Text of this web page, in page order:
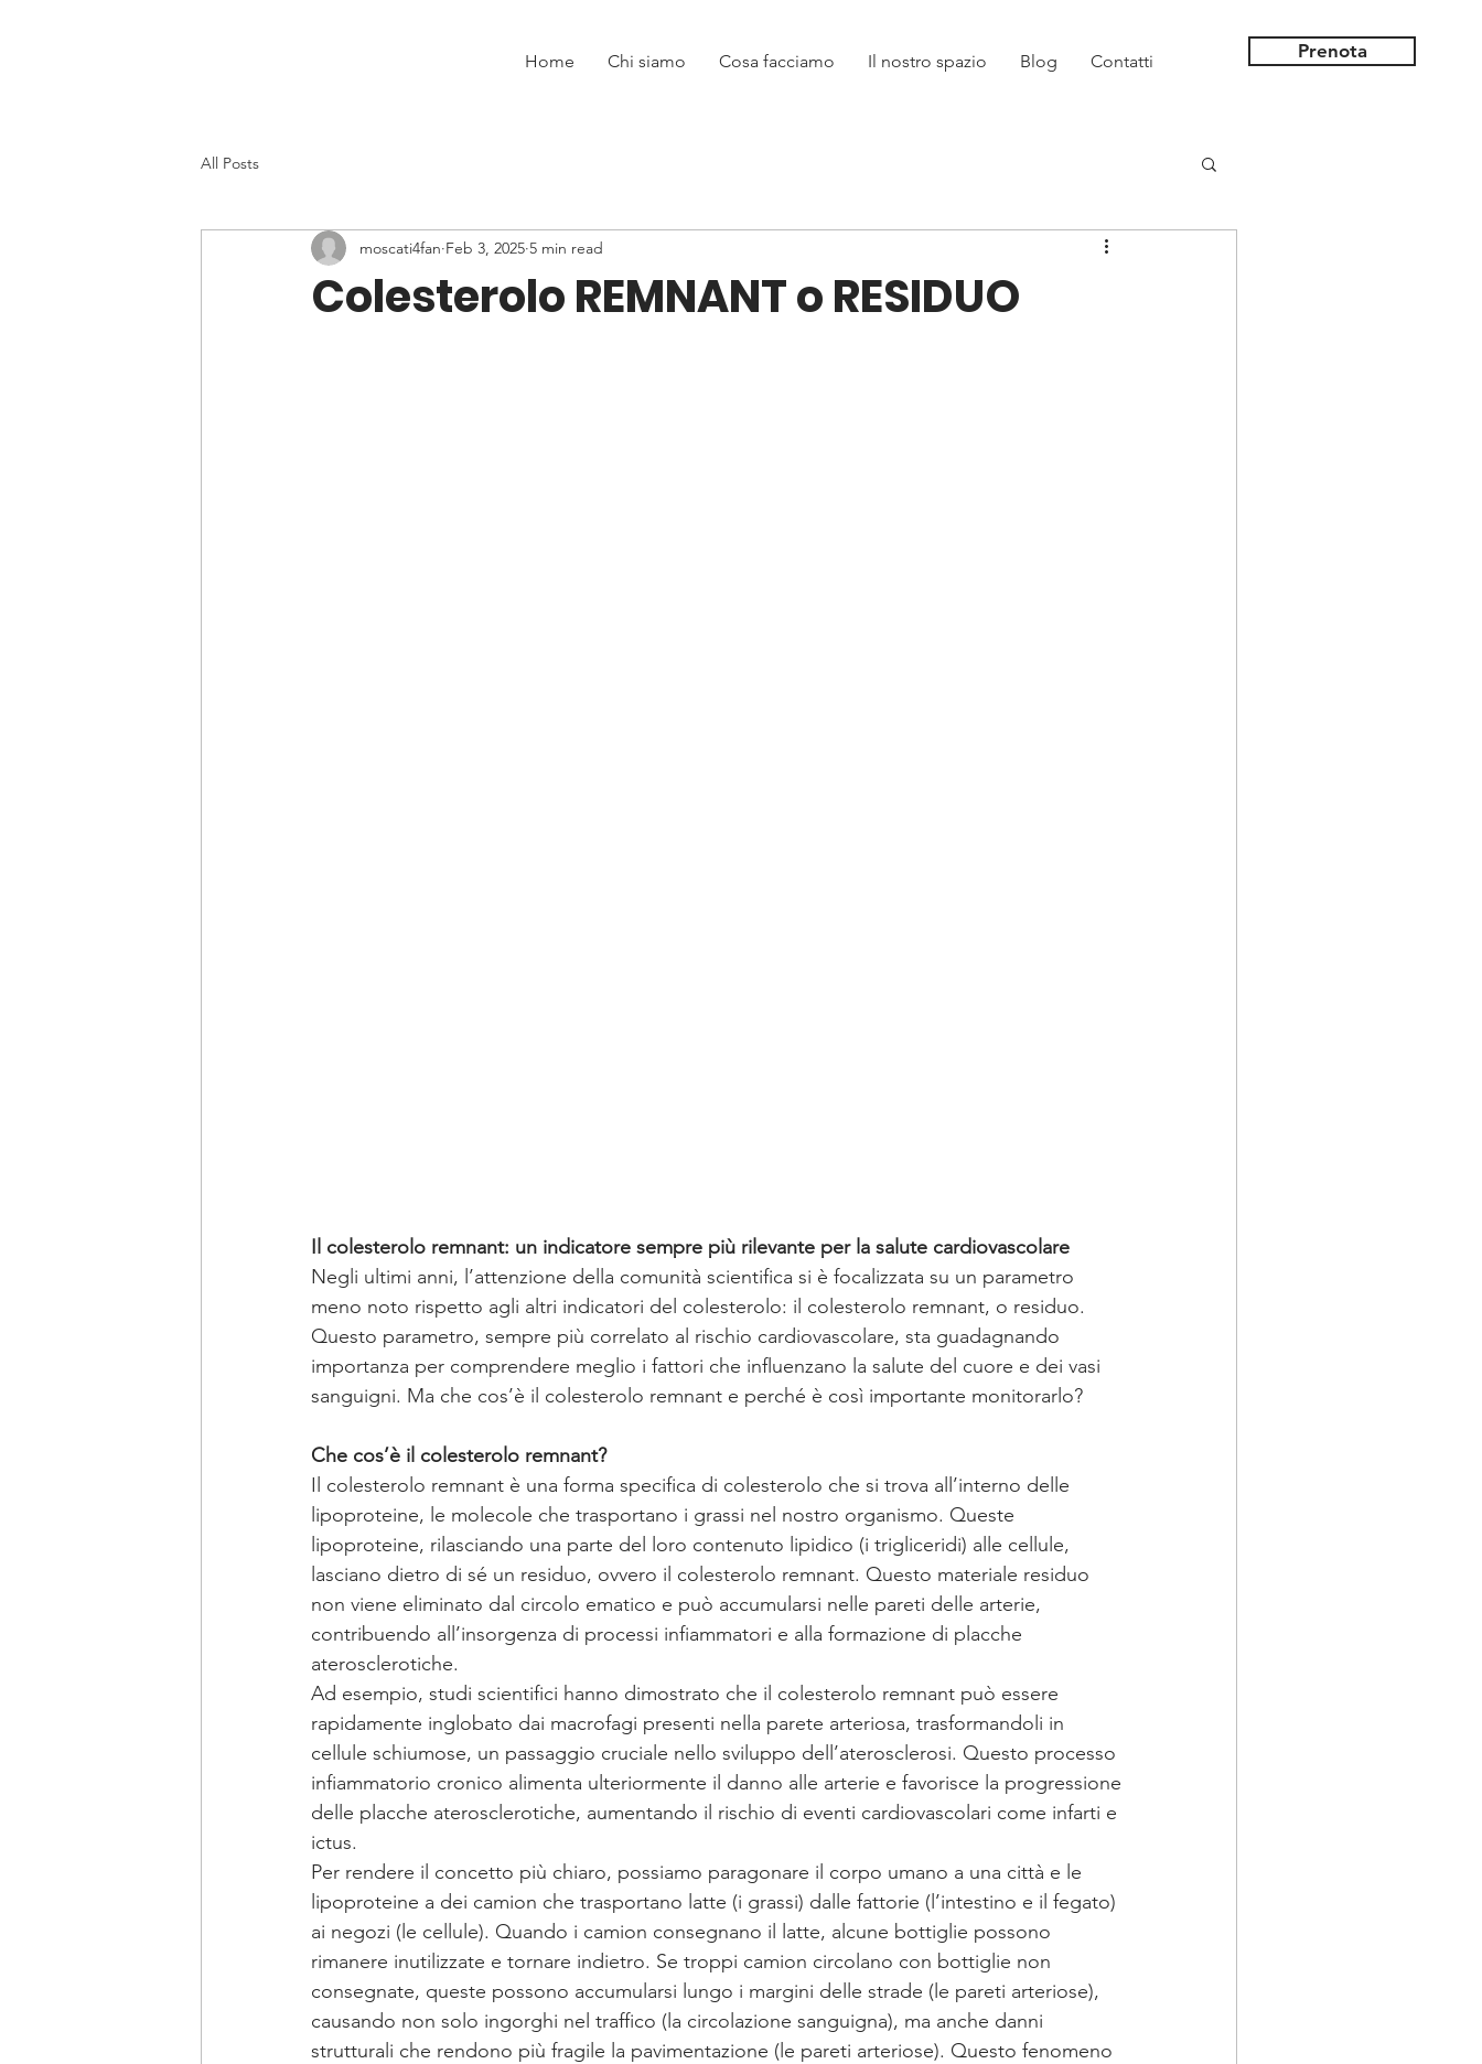
Home Chi siamo Cosa facciamo Il nostro spazio Blog Contatti Prenota
All Posts
Colesterolo REMNANT o RESIDUO
moscati4fan Feb 3, 2025 5 min read
Il colesterolo remnant: un indicatore sempre più rilevante per la salute cardiovascolare
Negli ultimi anni, l’attenzione della comunità scientifica si è focalizzata su un parametro
meno noto rispetto agli altri indicatori del colesterolo: il colesterolo remnant, o residuo.
Questo parametro, sempre più correlato al rischio cardiovascolare, sta guadagnando
importanza per comprendere meglio i fattori che influenzano la salute del cuore e dei vasi
sanguigni. Ma che cos’è il colesterolo remnant e perché è così importante monitorarlo?
Che cos’è il colesterolo remnant?
Il colesterolo remnant è una forma specifica di colesterolo che si trova all’interno delle
lipoproteine, le molecole che trasportano i grassi nel nostro organismo. Queste
lipoproteine, rilasciando una parte del loro contenuto lipidico (i trigliceridi) alle cellule,
lasciano dietro di sé un residuo, ovvero il colesterolo remnant. Questo materiale residuo
non viene eliminato dal circolo ematico e può accumularsi nelle pareti delle arterie,
contribuendo all’insorgenza di processi infiammatori e alla formazione di placche
aterosclerotiche.
Ad esempio, studi scientifici hanno dimostrato che il colesterolo remnant può essere
rapidamente inglobato dai macrofagi presenti nella parete arteriosa, trasformandoli in
cellule schiumose, un passaggio cruciale nello sviluppo dell’aterosclerosi. Questo processo
infiammatorio cronico alimenta ulteriormente il danno alle arterie e favorisce la progressione
delle placche aterosclerotiche, aumentando il rischio di eventi cardiovascolari come infarti e
ictus.
Per rendere il concetto più chiaro, possiamo paragonare il corpo umano a una città e le
lipoproteine a dei camion che trasportano latte (i grassi) dalle fattorie (l’intestino e il fegato)
ai negozi (le cellule). Quando i camion consegnano il latte, alcune bottiglie possono
rimanere inutilizzate e tornare indietro. Se troppi camion circolano con bottiglie non
consegnate, queste possono accumularsi lungo i margini delle strade (le pareti arteriose),
causando non solo ingorghi nel traffico (la circolazione sanguigna), ma anche danni
strutturali che rendono più fragile la pavimentazione (le pareti arteriose). Questo fenomeno